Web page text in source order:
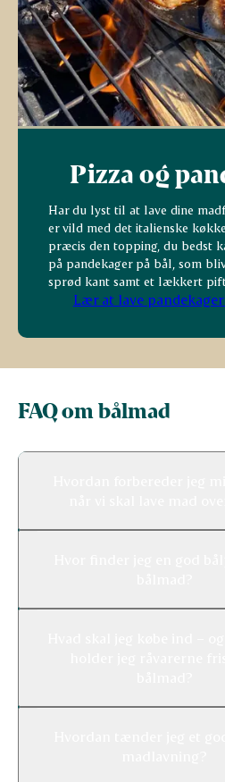
Pizza og
Har du lyst til at lave dine
er vild med det italienske
præcis den topping, du bedst
på pandekager på bål, som
sprød kant samt et lækkert
Lær at lave
FAQ om bålmad